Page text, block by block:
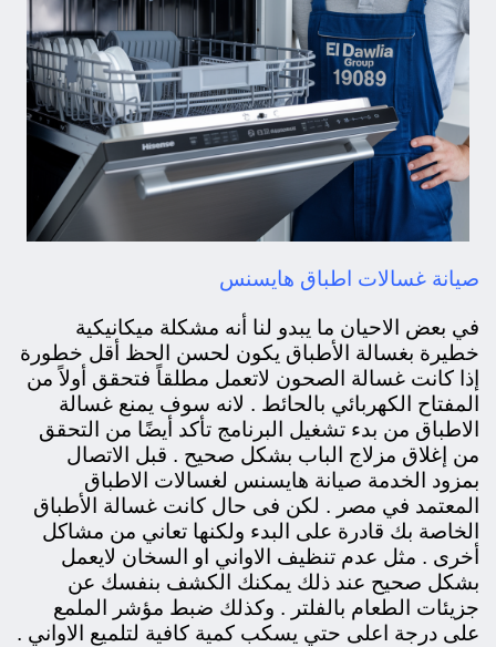
صيانة غسالات اطباق هايسنس
في بعض الاحيان ما يبدو لنا أنه مشكلة ميكانيكية
خطيرة بغسالة الأطباق يكون لحسن الحظ أقل خطورة
إذا كانت غسالة الصحون لاتعمل مطلقاً فتحقق أولاً من
المفتاح الكهربائي بالحائط . لانه سوف يمنع غسالة
الاطباق من بدء تشغيل البرنامج تأكد أيضًا من التحقق
من إغلاق مزلاج الباب بشكل صحيح . قبل الاتصال
بمزود الخدمة صيانة هايسنس لغسالات الاطباق
المعتمد في مصر . لكن فى حال كانت غسالة الأطباق
الخاصة بك قادرة على البدء ولكنها تعاني من مشاكل
أخرى . مثل عدم تنظيف الاواني او السخان لايعمل
بشكل صحيح عند ذلك يمكنك الكشف بنفسك عن
جزيئات الطعام بالفلتر . وكذلك ضبط مؤشر الملمع
على درجة اعلى حتي يسكب كمية كافية لتلميع الاواني .